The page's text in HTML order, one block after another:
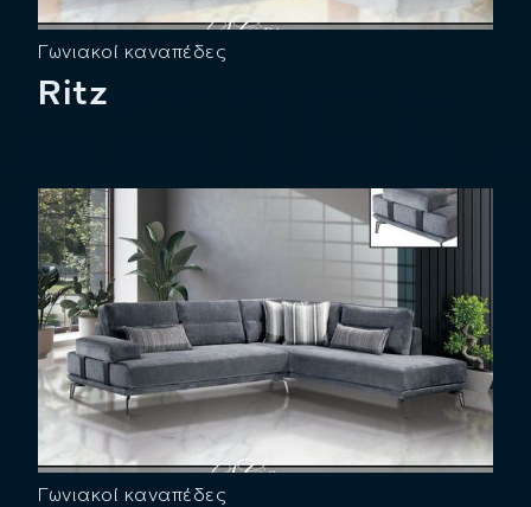
Γωνιακοί καναπέδες
Ritz
Γωνιακοί καναπέδες